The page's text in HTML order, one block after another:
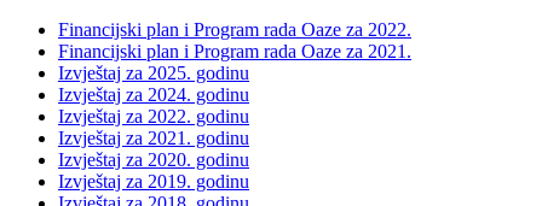
Financijski plan i Program rada Oaze za 2022.
Financijski plan i Program rada Oaze za 2021.
Izvještaj za 2025. godinu
Izvještaj za 2024. godinu
Izvještaj za 2022. godinu
Izvještaj za 2021. godinu
Izvještaj za 2020. godinu
Izvještaj za 2019. godinu